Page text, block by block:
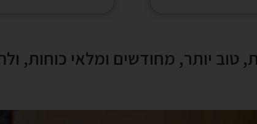
יותר, מחודשים ומלאי כוחות,